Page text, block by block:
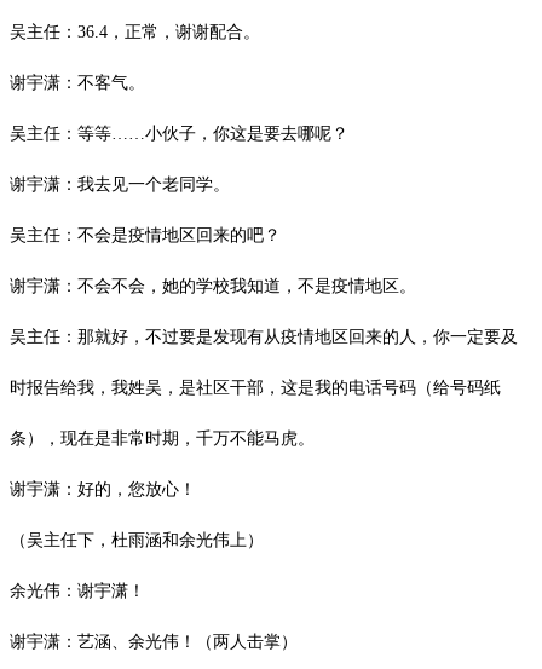
吴主任： 36.4 ，正常，谢谢配合。
谢宇潇：不客气。
吴主任：等等 ……小伙子，你这是要去哪呢？
谢宇潇：我去见一个老同学。
吴主任：不会是疫情地区回来的吧？
谢宇潇：不会不会，她的学校我知道，不是疫情地区。
吴主任：那就好，不过要是发现有从疫情地区回来的人，你一定要及
时报告给我，我姓吴，是社区干部，这是我的电话号码（给号码纸
条），现在是非常时期，千万不能马虎。
谢宇潇：好的，您放心！
（吴主任下，杜雨涵和余光伟上）
余光伟：谢宇潇！
谢宇潇：艺涵、余光伟！（两人击掌）